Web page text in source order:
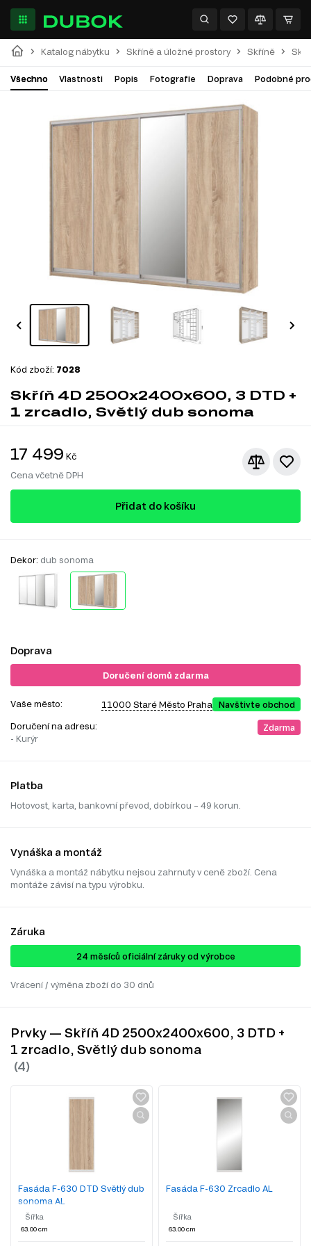
Katalog nábytku Skříně a úložné prostory Skříně
Všechno Vlastnosti Popis Fotografie Doprava Podobné
Kód zboží: 7028
Skříň 4D 2500x2400x600, 3 DTD +
1 zrcadlo, Světlý dub sonoma
17 499 Kč
Cena včetně DPH
Přidat do košíku
Dekor: dub sonoma
Doprava
Doručení domů zdarma
Vaše město: 11000 Staré Město Praha Navštivte obchod
Doručení na adresu:
- Kurýr
Zdarma
Platba
Hotovost, karta, bankovní převod, dobírkou – 49 korun.
Vynáška a montáž
Vynáška a montáž nábytku nejsou zahrnuty v ceně zboží. Cena
montáže závisí na typu výrobku.
Záruka
24 ​​​​měsíců oficiální záruky od výrobce
Vrácení / výměna zboží do 30 dnů
Prvky — Skříň 4D 2500x2400x600, 3 DTD +
1 zrcadlo, Světlý dub sonoma
Fasáda F-630 DTD Světlý dub
sonoma AL
Šířka
63.00 cm
Fasáda F-630 Zrcadlo AL
Šířka
63.00 cm